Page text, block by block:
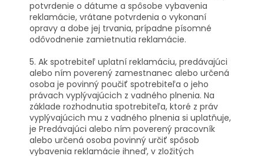
potvrdenie o dátume a spôsobe vybavenia
reklamácie, vrátane potvrdenia o vykonaní
opravy a dobe jej trvania, prípadne písomné
odôvodnenie zamietnutia reklamácie.
5. Ak spotrebiteľ uplatní reklamáciu, predávajúci
alebo ním poverený zamestnanec alebo určená
osoba je povinný poučiť spotrebiteľa o jeho
právach vyplývajúcich z vadného plnenia. Na
základe rozhodnutia spotrebiteľa, ktoré z práv
vyplývajúcich mu z vadného plnenia si uplatňuje,
je Predávajúci alebo ním poverený pracovník
alebo určená osoba povinný určiť spôsob
vybavenia reklamácie ihneď, v zložitých